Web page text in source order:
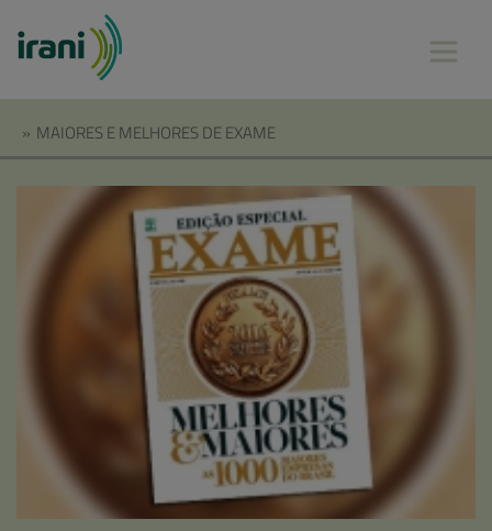
» MAIORES E MELHORES DE EXAME